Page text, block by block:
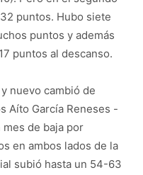
puntos. Hubo siete
puntos y además
puntos al descanso.
nuevo cambió de
Aíto García Reneses -
de baja por
en ambos lados de la
subió hasta un 54-63